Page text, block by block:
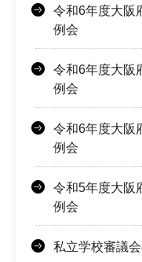
令和6年度大阪
例会
令和6年度大阪
例会
令和6年度大阪
例会
令和5年度大阪
例会
私立学校審議